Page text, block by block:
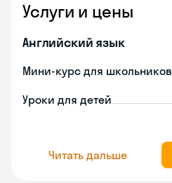
Услуги и цены
Английский язык
Мини-курс для школьников
Уроки для детей
Читать дальше